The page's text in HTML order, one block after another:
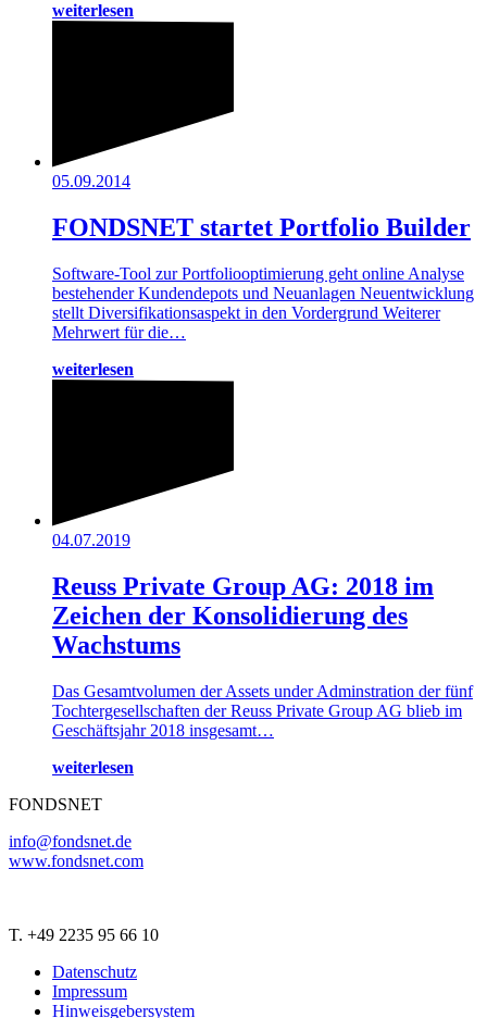
weiterlesen
05.09.2014
FONDSNET startet Portfolio Builder
Software-Tool zur Portfoliooptimierung geht online Analyse
bestehender Kundendepots und Neuanlagen Neuentwicklung
stellt Diversifikationsaspekt in den Vordergrund Weiterer
Mehrwert für die…
weiterlesen
04.07.2019
Reuss Private Group AG: 2018 im
Zeichen der Konsolidierung des
Wachstums
Das Gesamtvolumen der Assets under Adminstration der fünf
Tochtergesellschaften der Reuss Private Group AG blieb im
Geschäftsjahr 2018 insgesamt…
weiterlesen
FONDSNET
info@fondsnet.de
www.fondsnet.com
T. +49 2235 95 66 10
Datenschutz
Impressum
Hinweisgebersystem